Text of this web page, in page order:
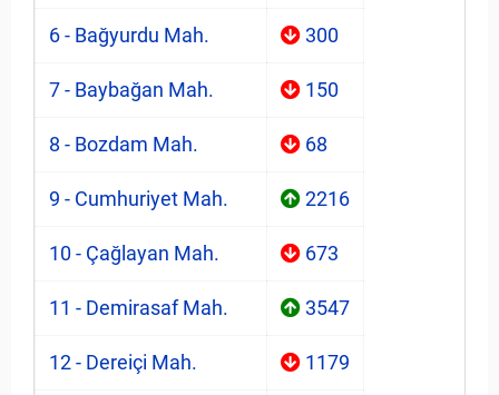
6 - Bağyurdu Mah. 300
7 - Baybağan Mah. 150
8 - Bozdam Mah. 68
9 - Cumhuriyet Mah. 2216
10 - Çağlayan Mah. 673
11 - Demirasaf Mah. 3547
12 - Dereiçi Mah. 1179